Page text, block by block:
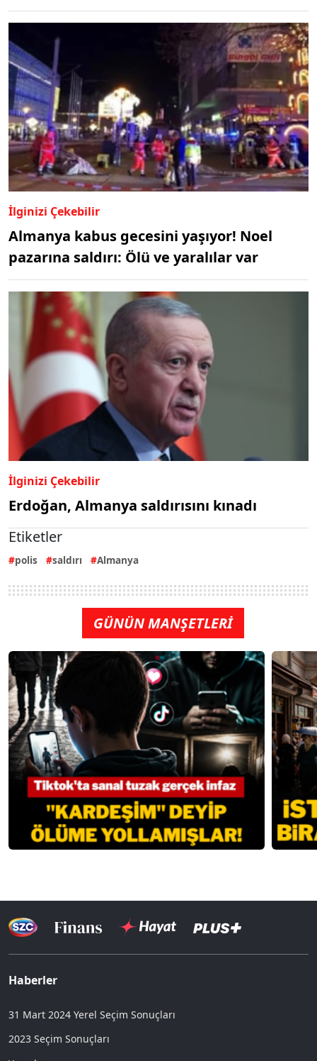
İlginizi Çekebilir
Almanya kabus gecesini yaşıyor! Noel
pazarına saldırı: Ölü ve yaralılar var
İlginizi Çekebilir
Erdoğan, Almanya saldırısını kınadı
Etiketler
polis saldırı Almanya
GÜNÜN MANŞETLERİ
Haberler
31 Mart 2024 Yerel Seçim Sonuçları
2023 Seçim Sonuçları